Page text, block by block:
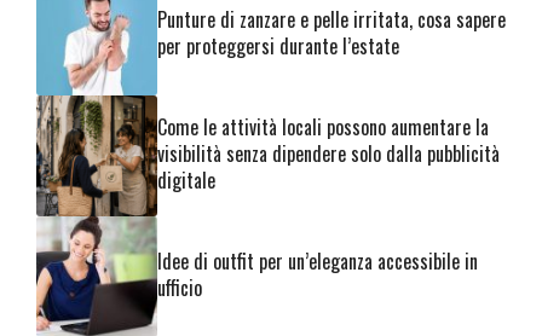
Punture di zanzare e pelle irritata, cosa sapere
per proteggersi durante l’estate
Come le attività locali possono aumentare la
visibilità senza dipendere solo dalla pubblicità
digitale
Idee di outfit per un’eleganza accessibile in
ufficio